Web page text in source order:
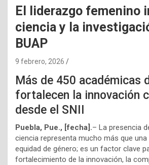
El liderazgo femenino
ciencia y la
BUAP
9 febrero, 2026
Más de 450 académicas
fortalecen la innovación
desde el SNII
Puebla, Pue., [fecha].– La presencia
ciencia representa mucho más que
equidad de género; es un factor clave
fortalecimiento de la innovación, la